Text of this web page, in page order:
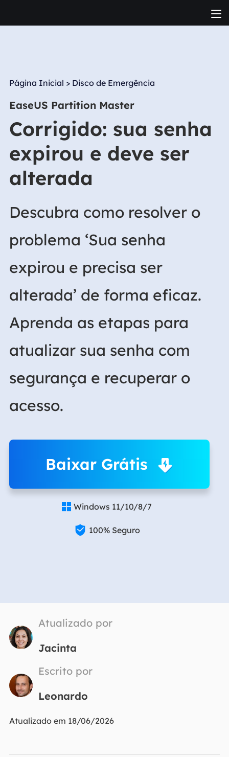
Página Inicial > Disco de Emergência
EaseUS Partition Master
Corrigido: sua senha
expirou e deve ser
alterada
Descubra como resolver o
problema ‘Sua senha
expirou e precisa ser
alterada’ de forma eficaz.
Aprenda as etapas para
atualizar sua senha com
segurança e recuperar o
acesso.
Baixar Grátis
 Windows 11/10/8/7
 100% Seguro
Atualizado por
Jacinta
Escrito por
Leonardo
Atualizado em 18/06/2026